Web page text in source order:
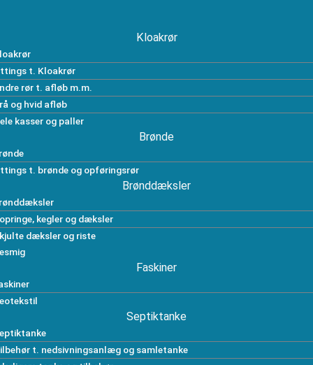
Kloakrør
t. Kloakrør
rør t. afløb m.m.
og hvid afløb
kasser og paller
Brønde
t. brønde og opføringsrør
Brønddæksler
kegler og dæksler
dæksler og riste
Faskiner
Septiktanke
t. nedsivningsanlæg og samletanke